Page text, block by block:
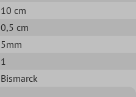
10 cm
0,5 cm
5mm
1
Bismarck